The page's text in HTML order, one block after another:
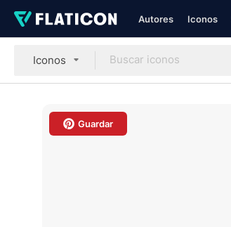
Autores Iconos
Iconos
Guardar